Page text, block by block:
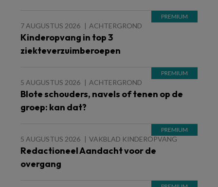
7 AUGUSTUS 2026 ACHTERGROND
Kinderopvang in top 3
ziekteverzuimberoepen
5 AUGUSTUS 2026 ACHTERGROND
Blote schouders, navels of tenen op de
groep: kan dat?
5 AUGUSTUS 2026 VAKBLAD KINDEROPVANG
Redactioneel Aandacht voor de
overgang